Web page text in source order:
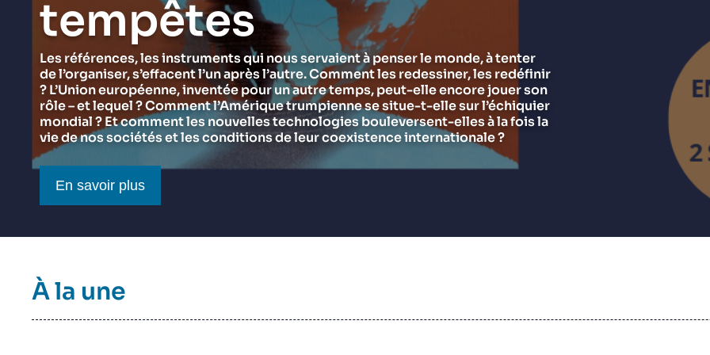
Think tank : notre définition
Partenariats et réseaux
Nous soutenir en tant que professionnel
Chercheurs
Ramses
Politique étrangère
Podcast
Proche-Orient
Intelligence artificielle
Guerre en Ukraine
OTAN
Asie et Indo-Pacifique
Europe
Russie - Eurasie
Afrique du Nord et Moyen-Orient
du Ramses 2027
Jeudi 17 septembre 2026 17:30
tempêtes
Les références, les instruments qui nous servaient à penser le monde, à tenter
de l’organiser, s’effacent l’un après l’autre. Comment les redessiner, les redéfinir
? L’Union européenne, inventée pour un autre temps, peut-elle encore jouer son
rôle – et lequel ? Comment l’Amérique trumpienne se situe-t-elle sur l’échiquier
mondial ? Et comment les nouvelles technologies bouleversent-elles à la fois la
vie de nos sociétés et les conditions de leur coexistence internationale ?
Bouton CTA
En savoir plus
Titre
bloc
À la une